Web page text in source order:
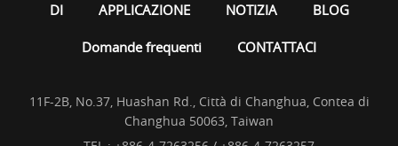
DI APPLICAZIONE NOTIZIA BLOG
Domande frequenti CONTATTACI
11F-2B, No.37, Huashan Rd., Città di Changhua, Contea di
Changhua 50063, Taiwan